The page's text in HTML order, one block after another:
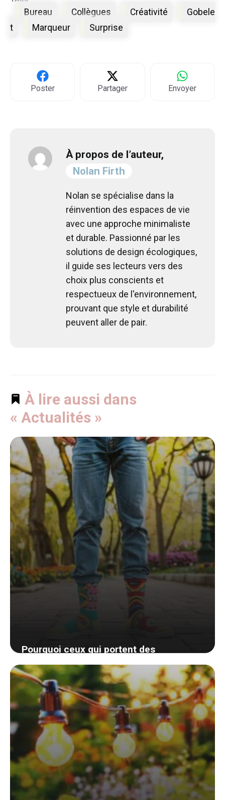
Bureau Collègues Créativité
Gobele
t
Marqueur Surprise
Poster Partager Envoyer
À propos de l’auteur,
Nolan Firth
Nolan se spécialise dans la
réinvention des espaces de vie
avec une approche minimaliste
et durable. Passionné par les
solutions de design écologiques,
il guide ses lecteurs vers des
choix plus conscients et
respectueux de l'environnement,
prouvant que style et durabilité
peuvent aller de pair.
À lire aussi dans
« Actualités »
Pourquoi ceux qui portent des
chaussettes fantaisie sont souvent vus
comme plus brillants et créatifs?
26 août 2024